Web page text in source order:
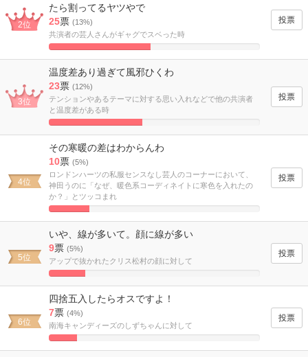
2位
たら割ってるヤツやで
25票 (13%)
共演者の芸人さんがギャグでスベった時
48.076923076923%
3位
温度差あり過ぎて風邪ひくわ
23票 (12%)
テンションやあるテーマに対する思い入れなどで他の共演者
と温度差がある時
44.230769230769%
4位
その寒暖の差はわからんわ
10票 (5%)
ロンドンハーツの私服センスなし芸人のコーナーにおいて、
神田うのに「なぜ、暖色系コーディネイトに寒色を入れたの
か？」とツッコまれ
19.230769230769%
5位
いや、線が多いて。顔に線が多い
9票 (5%)
アップで抜かれたクリス松村の顔に対して
17.307692307692%
6位
四捨五入したらオスですよ！
7票 (4%)
南海キャンディーズのしずちゃんに対して
13.461538461538%